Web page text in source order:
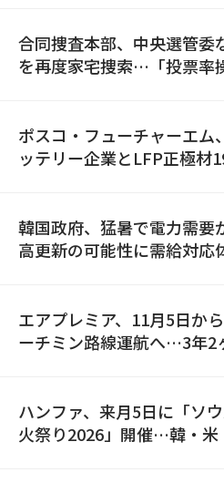
合同捜査本部、中央選管委
を再度家宅捜索…「投票率
ポスコ・フューチャーエム
ッテリー企業とLFP正極材
韓国政府、猛暑で電力需要
高更新の可能性に需給対応
エアプレミア、11月5日か
ーチミン路線運航へ…3年2
ハンファ、来月5日に「ソ
火祭り2026」開催…韓・米